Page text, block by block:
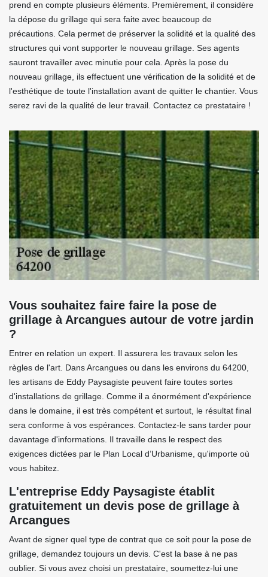
prend en compte plusieurs éléments. Premièrement, il considère
la dépose du grillage qui sera faite avec beaucoup de
précautions. Cela permet de préserver la solidité et la qualité des
structures qui vont supporter le nouveau grillage. Ses agents
sauront travailler avec minutie pour cela. Après la pose du
nouveau grillage, ils effectuent une vérification de la solidité et de
l'esthétique de toute l'installation avant de quitter le chantier. Vous
serez ravi de la qualité de leur travail. Contactez ce prestataire !
Vous souhaitez faire faire la pose de
grillage à Arcangues autour de votre jardin
?
Entrer en relation un expert. Il assurera les travaux selon les
règles de l'art. Dans Arcangues ou dans les environs du 64200,
les artisans de Eddy Paysagiste peuvent faire toutes sortes
d'installations de grillage. Comme il a énormément d'expérience
dans le domaine, il est très compétent et surtout, le résultat final
sera conforme à vos espérances. Contactez-le sans tarder pour
davantage d'informations. Il travaille dans le respect des
exigences dictées par le Plan Local d’Urbanisme, qu'importe où
vous habitez.
L'entreprise Eddy Paysagiste établit
gratuitement un devis pose de grillage à
Arcangues
Avant de signer quel type de contrat que ce soit pour la pose de
grillage, demandez toujours un devis. C'est la base à ne pas
oublier. Si vous avez choisi un prestataire, soumettez-lui une